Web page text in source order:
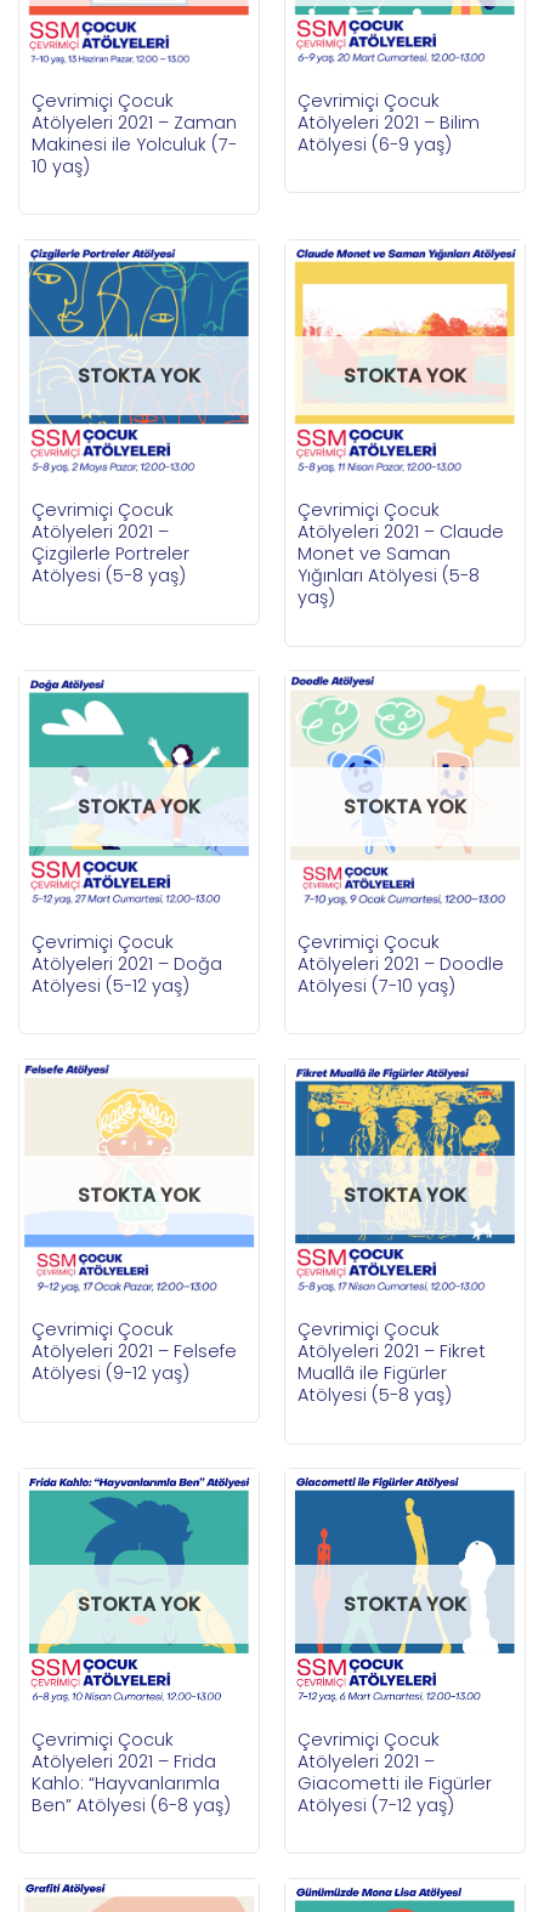
Çevrimiçi Çocuk
Atölyeleri 2021 – Zaman
Makinesi ile Yolculuk (7-
10 yaş)
Çevrimiçi Çocuk
Atölyeleri 2021 – Bilim
Atölyesi (6-9 yaş)
STOKTA YOK
Çevrimiçi Çocuk
Atölyeleri 2021 –
Çizgilerle Portreler
Atölyesi (5-8 yaş)
STOKTA YOK
Çevrimiçi Çocuk
Atölyeleri 2021 – Claude
Monet ve Saman
Yığınları Atölyesi (5-8
yaş)
STOKTA YOK
Çevrimiçi Çocuk
Atölyeleri 2021 – Doğa
Atölyesi (5-12 yaş)
STOKTA YOK
Çevrimiçi Çocuk
Atölyeleri 2021 – Doodle
Atölyesi (7-10 yaş)
STOKTA YOK
Çevrimiçi Çocuk
Atölyeleri 2021 – Felsefe
Atölyesi (9-12 yaş)
STOKTA YOK
Çevrimiçi Çocuk
Atölyeleri 2021 – Fikret
Muallâ ile Figürler
Atölyesi (5-8 yaş)
STOKTA YOK
Çevrimiçi Çocuk
Atölyeleri 2021 – Frida
Kahlo: “Hayvanlarımla
Ben” Atölyesi (6-8 yaş)
STOKTA YOK
Çevrimiçi Çocuk
Atölyeleri 2021 –
Giacometti ile Figürler
Atölyesi (7-12 yaş)